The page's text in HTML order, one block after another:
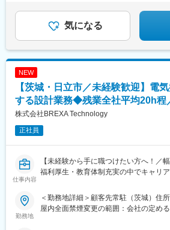
気になる
NEW
【茨城・日立市／未経験歓迎】電
する設計業務◆残業全社平均20h程
株式会社BREXA Technology
正社員
仕事内容
【未経験から手に職つけたい方へ！／
福利厚生・教育体制充実の中でキャリア
を運営している当社の顧客先にて下記
◆職務詳細：
勤務地
＜勤務地詳細＞顧客先常駐（茨城）住
屋内全面禁煙変更の範囲：会社の定め